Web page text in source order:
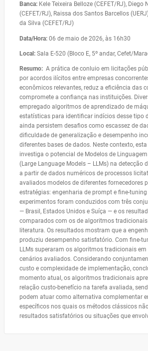
Banca: Kele Teixeira Belloze (CEFET/RJ), Diego
(CEFET/RJ), Raissa dos Santos Barcellos
da Silva (CEFET/RJ)
Data/Hora: 06 de maio de 2026, às 16h30
Local: Sala E-520 (Bloco E, 5º andar, Cefet/
Resumo: A prática de conluio em licitações
por acordos ilícitos entre empresas
econômicos relevantes, reduz a eficiência das
compromete a confiança nas instituições.
empregado algoritmos de aprendizado de
estatísticas para identificar indícios desse tipo
ainda persistem desafios como escassez de
dificuldade de generalização e desempenho
diferentes bases de dados. Neste contexto,
investiga o potencial de Modelos de
(Large Language Models – LLMs) na detecção
a partir de dados numéricos de processos
avaliados modelos de diferentes fornecedores
estratégias: engenharia de prompt e fine-
experimentos foram conduzidos com três
— Brasil, Estados Unidos e Suíça — e os
comparados com os de algoritmos
literatura. Os resultados mostram que a
produziu desempenho satisfatório. Com fine-
LLMs superaram os algoritmos tradicionais
cenários avaliados. Considerando
custo e complexidade de implementação,
momento atual, os algoritmos tradicionais
relação custo-benefício na tarefa avaliada,
podem atuar como alternativa complementar
específicos nos quais os métodos clássicos
resultados satisfatórios ou situações que